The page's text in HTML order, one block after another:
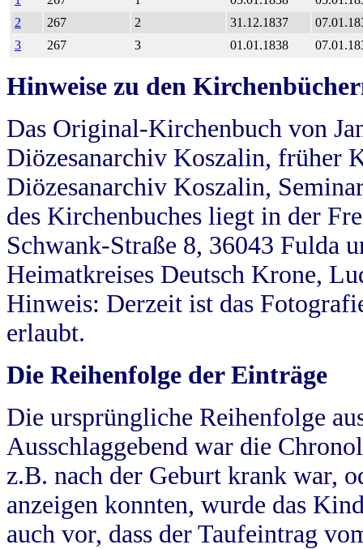
2
267 2 31.12.1837
3
267 3 01.01.1838
Hinweise zu den
Das Original-Kirchenbuch von
Diözesanarchiv Koszalin, früher
Diözesanarchiv Koszalin,
des Kirchenbuches liegt in der
Schwank-Straße 8, 36043 Fulda
Heimatkreises Deutsch Krone,
Hinweis: Derzeit ist das
erlaubt.
Die Reihenfolge der Einträge
Die ursprüngliche Reihenfolge
Ausschlaggebend war die
z.B. nach der Geburt krank war,
anzeigen konnten, wurde das
auch vor, dass der Taufeintrag